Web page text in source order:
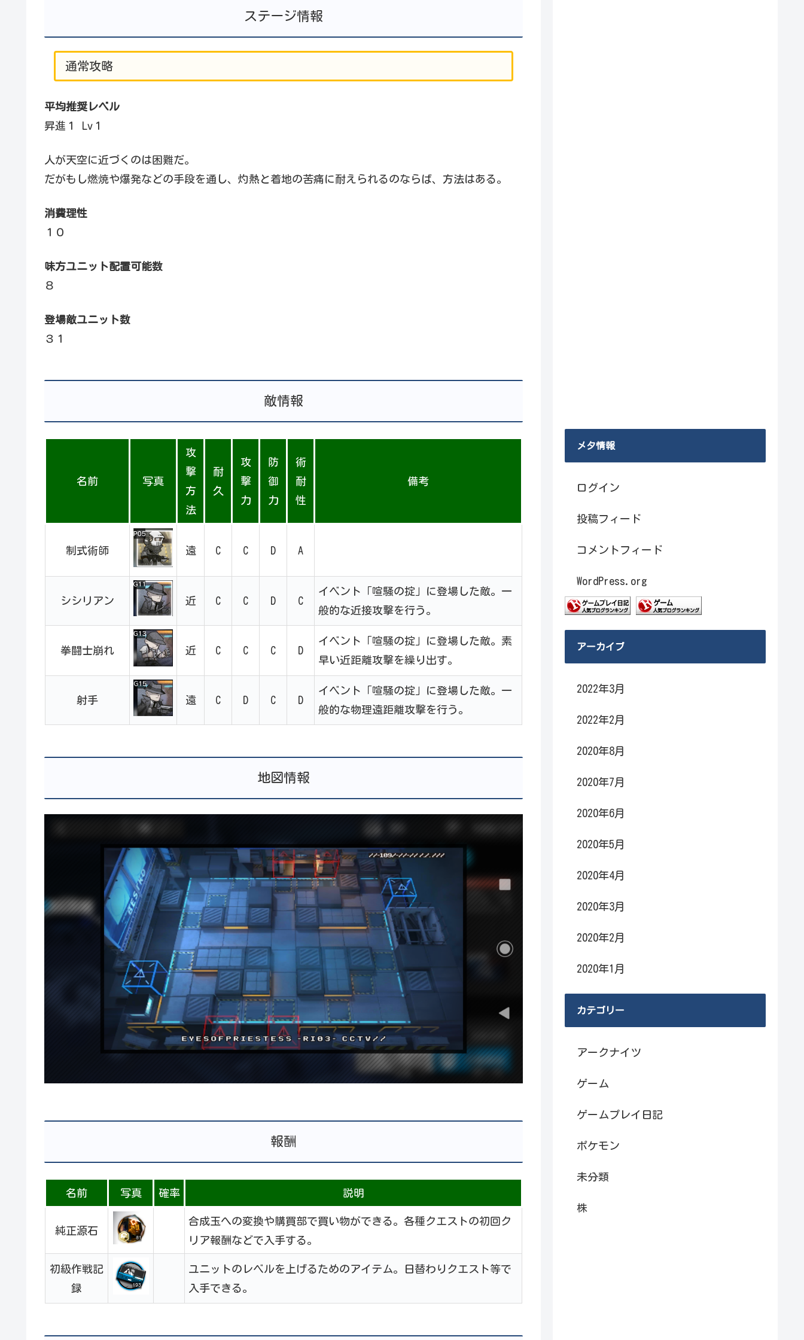
ステージ情報
通常攻略
平均推奨レベル
昇進１ Lv１
人が天空に近づくのは困難だ。
だがもし燃焼や爆発などの手段を通し、灼熱と着地の苦痛に耐えられるのならば、方法はある。
消費理性
１０
味方ユニット配置可能数
８
登場敵ユニット数
３１
敵情報
名前 写真
攻
撃
方
法
耐
久
攻
撃
力
防
御
力
術
耐
性
備考
制式術師 遠 C C D A
シシリアン 近 C C D C
イベント「喧騒の掟」に登場した敵。一
般的な近接攻撃を行う。
拳闘士崩れ 近 C C C D
イベント「喧騒の掟」に登場した敵。素
早い近距離攻撃を繰り出す。
射手 遠 C D C D
イベント「喧騒の掟」に登場した敵。一
般的な物理遠距離攻撃を行う。
地図情報
報酬
名前 写真 確率 説明
純正源石
合成玉への変換や購買部で買い物ができる。各種クエストの初回ク
リア報酬などで入手する。
初級作戦記
録
ユニットのレベルを上げるためのアイテム。日替わりクエスト等で
入手できる。
メタ情報
ログイン
投稿フィード
コメントフィード
WordPress.org
アーカイブ
2022年3月
2022年2月
2020年8月
2020年7月
2020年6月
2020年5月
2020年4月
2020年3月
2020年2月
2020年1月
カテゴリー
アークナイツ
ゲーム
ゲームプレイ日記
ポケモン
未分類
株